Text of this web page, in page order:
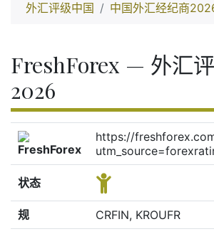
外汇评级中国 中国外汇经纪商
FreshForex — 外汇
2026
https://
状态
规
CRFIN, KROUFR